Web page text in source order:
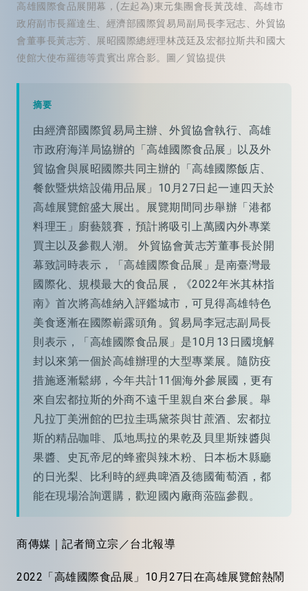
高雄國際食品展開幕，(左起為)東元集團會長黃茂雄、高雄市
政府副市長羅達生、經濟部國際貿易局副局長李冠志、外貿協
會董事長黃志芳、展昭國際總經理林茂廷及宏都拉斯共和國大
使館大使布羅德等貴賓出席合影。圖／貿協提供
摘要
由經濟部國際貿易局主辦、外貿協會執行、高雄
市政府海洋局協辦的「高雄國際食品展」以及外
貿協會與展昭國際共同主辦的「高雄國際飯店、
餐飲暨烘焙設備用品展」10月27日起一連四天於
高雄展覽館盛大展出。展覽期間同步舉辦「港都
料理王」廚藝競賽，預計將吸引上萬國內外專業
買主以及參觀人潮。 外貿協會黃志芳董事長於開
幕致詞時表示，「高雄國際食品展」是南臺灣最
國際化、規模最大的食品展，《2022年米其林指
南》首次將高雄納入評鑑城市，可見得高雄特色
美食逐漸在國際嶄露頭角。貿易局李冠志副局長
則表示，「高雄國際食品展」是10月13日國境解
封以來第一個於高雄辦理的大型專業展。隨防疫
措施逐漸鬆綁，今年共計11個海外參展國，更有
來自宏都拉斯的外商不遠千里親自來台參展。舉
凡拉丁美洲館的巴拉圭瑪黛茶與甘蔗酒、宏都拉
斯的精品咖啡、瓜地馬拉的果乾及貝里斯辣醬與
果醬、史瓦帝尼的蜂蜜與辣木粉、日本栃木縣廳
的日光梨、比利時的經典啤酒及德國葡萄酒，都
能在現場洽詢選購，歡迎國內廠商蒞臨參觀。
商傳媒｜記者簡立宗／台北報導
2022「高雄國際食品展」10月27日在高雄展覽館熱鬧